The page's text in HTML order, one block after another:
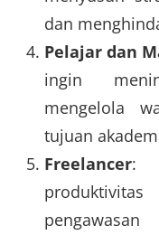
dan
Pelajar dan
ingin
mengelola
tujuan
Freelancer: